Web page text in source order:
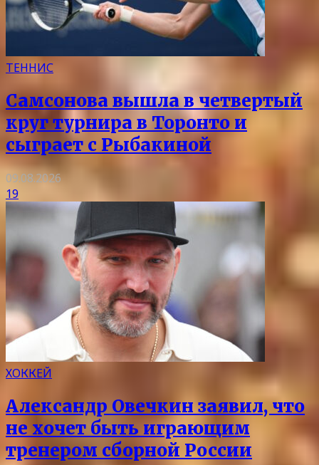
ТЕННИС
Самсонова вышла в четвертый
круг турнира в Торонто и
сыграет с Рыбакиной
09.08.2026
19
ХОККЕЙ
Александр Овечкин заявил, что
не хочет быть играющим
тренером сборной России